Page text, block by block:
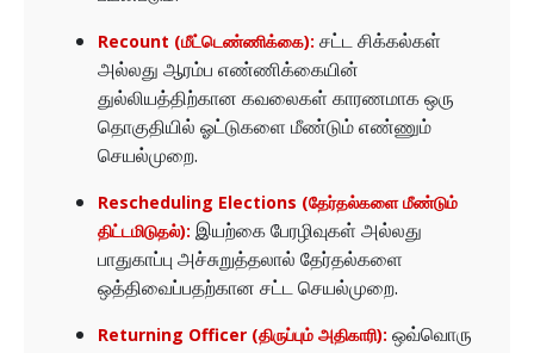
Recount (மீட்டெண்ணிக்கை): சட்ட சிக்கல்கள்
அல்லது ஆரம்ப எண்ணிக்கையின்
துல்லியத்திற்கான கவலைகள் காரணமாக ஒரு
தொகுதியில் ஓட்டுகளை மீண்டும் எண்ணும்
செயல்முறை.
Rescheduling Elections (தேர்தல்களை மீண்டும்
திட்டமிடுதல்): இயற்கை பேரழிவுகள் அல்லது
பாதுகாப்பு அச்சுறுத்தலால் தேர்தல்களை
ஒத்திவைப்பதற்கான சட்ட செயல்முறை.
Returning Officer (திருப்பும் அதிகாரி): ஒவ்வொரு